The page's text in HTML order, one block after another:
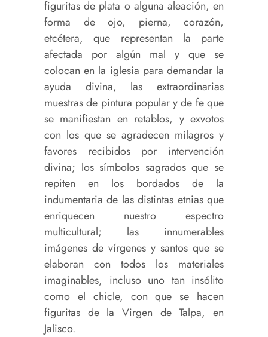
figuritas de plata o alguna aleación, en
forma de ojo, pierna, corazón,
etcétera, que representan la parte
afectada por algún mal y que se
colocan en la iglesia para demandar la
ayuda divina, las extraordinarias
muestras de pintura popular y de fe que
se manifiestan en retablos, y exvotos
con los que se agradecen milagros y
favores recibidos por intervención
divina; los símbolos sagrados que se
repiten en los bordados de la
indumentaria de las distintas etnias que
enriquecen nuestro espectro
multicultural; las innumerables
imágenes de vírgenes y santos que se
elaboran con todos los materiales
imaginables, incluso uno tan insólito
como el chicle, con que se hacen
figuritas de la Virgen de Talpa, en
Jalisco.